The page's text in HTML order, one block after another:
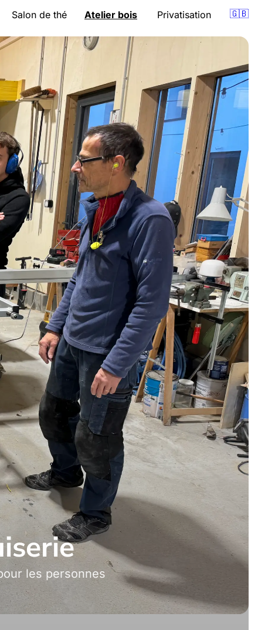
les personnes
Salon de thé
Présentation
Carte
Horaires
Bons cadeaux
Évènements
Accès
Réserver
Atelier bois
Présentation
Cours
Accompagnement
Bons cadeaux
Accès
Privatisation 🇬🇧